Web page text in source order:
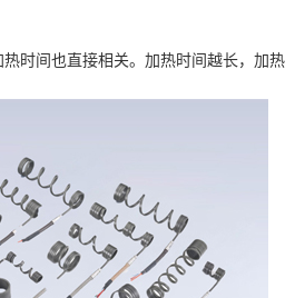
间也直接相关。加热时间越长，加热